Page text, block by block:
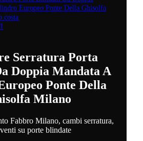
Europeo Ponte Della Ghisolfa
costa
Serratura Porta
Doppia Mandata A
Ponte Della
Milano
Fabbro Milano, cambi serratura,
su porte blindate